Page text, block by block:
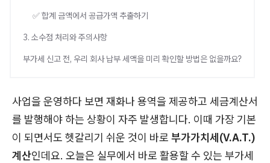
✅ 합계 금액에서 공급가액 추출하기
3. 소수점 처리와 주의사항
부가세 신고 전, 우리 회사 납부 세액을 미리 확인할 방법은 없을까요?
사업을 운영하다 보면 재화나 용역을 제공하고 세금계산서
를 발행해야 하는 상황이 자주 발생합니다. 이때 가장 기본
이 되면서도 헷갈리기 쉬운 것이 바로 부가가치세(V.A.T.)
계산인데요. 오늘은 실무에서 바로 활용할 수 있는 부가세